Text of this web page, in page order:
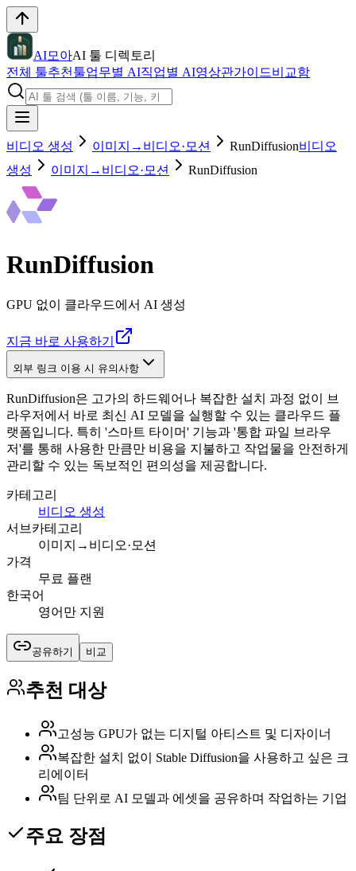
AI모아AI 툴 디렉토리
전체 툴추천툴업무별 AI직업별 AI영상관가이드비교함
비디오 생성 이미지→비디오·모션 RunDiffusion비디오
생성
이미지→비디오·모션 RunDiffusion
RunDiffusion
GPU 없이 클라우드에서 AI 생성
지금 바로 사용하기
외부 링크 이용 시 유의사항
RunDiffusion은 고가의 하드웨어나 복잡한 설치 과정 없이 브
라우저에서 바로 최신 AI 모델을 실행할 수 있는 클라우드 플
랫폼입니다. 특히 '스마트 타이머' 기능과 '통합 파일 브라우
저'를 통해 사용한 만큼만 비용을 지불하고 작업물을 안전하게
관리할 수 있는 독보적인 편의성을 제공합니다.
카테고리
비디오 생성
서브카테고리
이미지→비디오·모션
가격
무료 플랜
한국어
영어만 지원
공유하기 비교
추천 대상
고성능 GPU가 없는 디지털 아티스트 및 디자이너
복잡한 설치 없이 Stable Diffusion을 사용하고 싶은 크
리에이터
팀 단위로 AI 모델과 에셋을 공유하며 작업하는 기업
주요 장점